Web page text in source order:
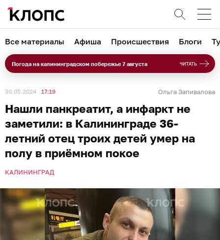
Все материалы Афиша Происшествия Блоги
Погода на калининградском побережье 7 августа ЧИТАТЬ
30.05.2024 17:19 Ольга Запивалова
Нашли панкреатит, а инфаркт не
заметили: в Калининграде 36-
летний отец троих детей умер на
полу в приёмном покое
КАЛИНИНГРАД